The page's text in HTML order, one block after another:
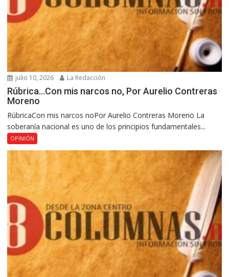
julio 10, 2026 La Redacción
Rúbrica…Con mis narcos no, Por Aurelio Contreras
Moreno
RúbricaCon mis narcos noPor Aurelio Contreras Moreno La
soberanía nacional es uno de los principios fundamentales...
OPINIÓN